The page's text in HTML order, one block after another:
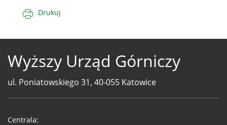
Drukuj
Wyższy Urząd Górniczy
ul. Poniatowskiego 31, 40-055 Katowice
WUG
Centrala: